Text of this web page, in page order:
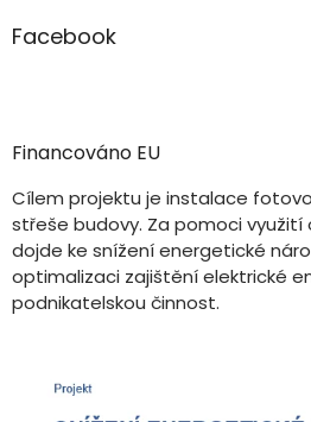
Facebook
Financováno EU
Cílem projektu je instalace
střeše budovy. Za pomoci využití
dojde ke snížení energetické
optimalizaci zajištění elektrické
podnikatelskou činnost.